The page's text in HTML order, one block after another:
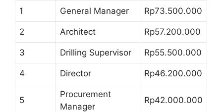
1 General Manager Rp73.500.000
2 Architect Rp57.200.000
3 Drilling Supervisor Rp55.500.000
4 Director Rp46.200.000
5
Procurement
Manager
Rp42.000.000